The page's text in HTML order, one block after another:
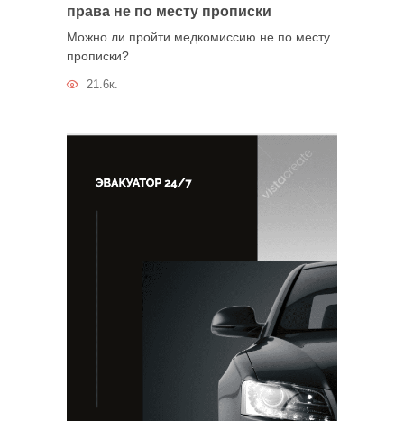
права не по месту прописки
Можно ли пройти медкомиссию не по месту
прописки?
21.6к.